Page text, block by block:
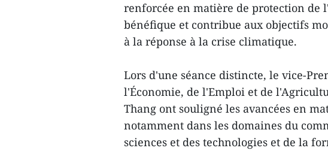
renforcée en matière de protection
bénéfique et contribue aux objectifs
à la réponse à la crise climatique.
Lors d'une séance distincte, le vice-
l'Économie, de l'Emploi et de
Thang ont souligné les avancées en
notamment dans les domaines du
sciences et des technologies et de la